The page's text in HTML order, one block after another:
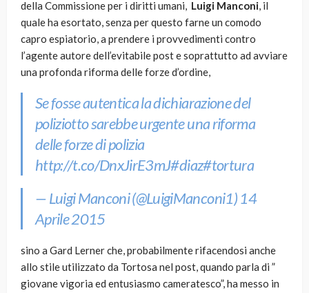
della Commissione per i diritti umani, Luigi Manconi, il
quale ha esortato, senza per questo farne un comodo
capro espiatorio, a prendere i provvedimenti contro
l’agente autore dell’evitabile post e soprattutto ad avviare
una profonda riforma delle forze d’ordine,
Se fosse autentica la dichiarazione del
poliziotto sarebbe urgente una riforma
delle forze di polizia
http://t.co/DnxJirE3mJ#diaz#tortura
— Luigi Manconi (@LuigiManconi1)14
Aprile 2015
sino a Gard Lerner che, probabilmente rifacendosi anche
allo stile utilizzato da Tortosa nel post, quando parla di ”
giovane vigoria ed entusiasmo cameratesco”, ha messo in